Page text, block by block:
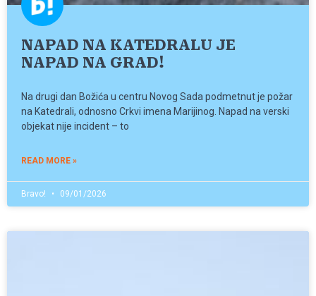
NAPAD NA KATEDRALU JE
NAPAD NA GRAD!
Na drugi dan Božića u centru Novog Sada podmetnut je požar
na Katedrali, odnosno Crkvi imena Marijinog. Napad na verski
objekat nije incident – to
READ MORE »
Bravo! 09/01/2026